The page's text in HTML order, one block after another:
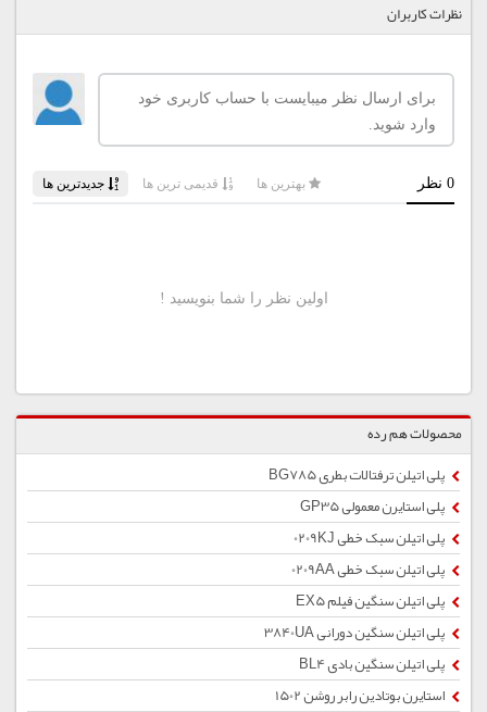
نظرات کاربران
محصولات هم رده
پلی اتیلن ترفتالات بطری BG785
پلی استایرن معمولی GP35
پلی اتیلن سبک خطی 0209KJ
پلی اتیلن سبک خطی 0209AA
پلی اتیلن سنگین فیلم EX5
پلی اتیلن سنگین دورانی 3840UA
پلی اتیلن سنگین بادی BL4
استایرن بوتادین رابر روشن 1502